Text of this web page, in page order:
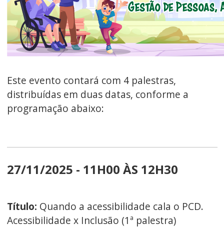
Este evento contará com 4 palestras,
distribuídas em duas datas, conforme a
programação abaixo:
27/11/2025 - 11H00 ÀS 12H30
Título: Quando a acessibilidade cala o PCD.
Acessibilidade x Inclusão (1ª palestra)